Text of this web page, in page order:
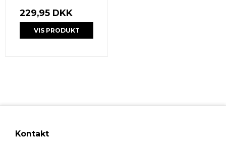
229,95 DKK
VIS PRODUKT
Kontakt